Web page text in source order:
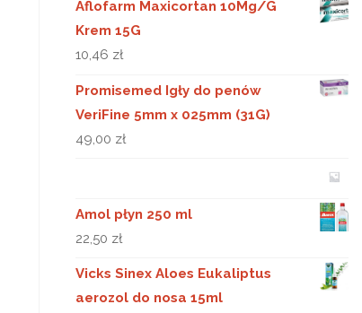
Aflofarm Maxicortan 10Mg/G
Krem 15G
10,46 zł
Promisemed Igły do penów
VeriFine 5mm x 025mm (31G)
49,00 zł
Amol płyn 250 ml
22,50 zł
Vicks Sinex Aloes Eukaliptus
aerozol do nosa 15ml